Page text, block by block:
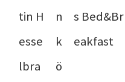
tin H
esse
lbra
n
k
ö
s Bed&Br
eakfast